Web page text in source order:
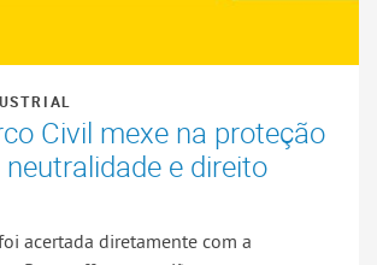
Civil mexe na proteção
e direito
acertada diretamente com a